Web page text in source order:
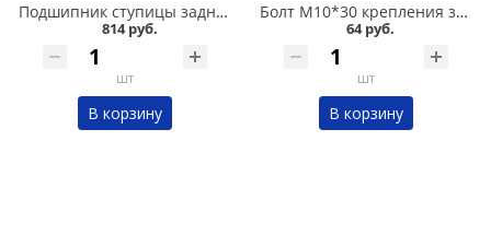
Подшипник ступицы задний 2108-015,11180, БЗАК в Омске
814 руб.
шт
В корзину
Болт М10*30 крепления задней ступицы 2108 в Омске
64 руб.
шт
В корзину